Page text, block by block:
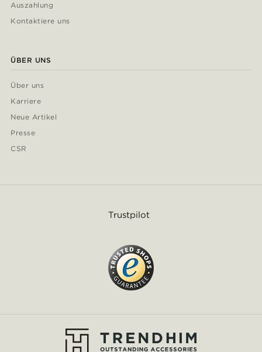
Auszahlung
Kontaktiere uns
ÜBER UNS
Über uns
Karriere
Neue Artikel
Presse
CSR
Trustpilot